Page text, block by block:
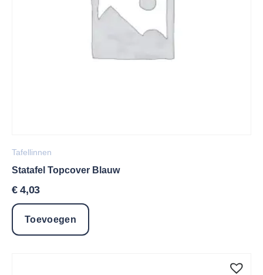
Tafellinnen
Statafel Topcover Blauw
€4,03
Toevoegen